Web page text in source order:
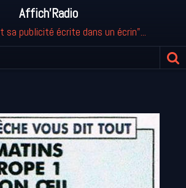
Affich'Radio
sa publicité écrite dans un écrin"...